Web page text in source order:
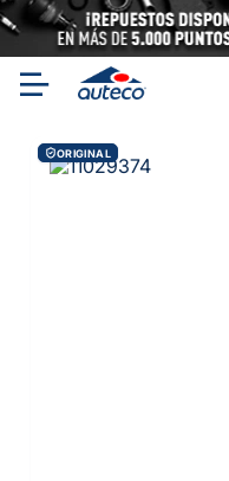
ORIGINAL